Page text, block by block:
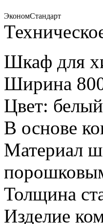
ЭкономСтандарт
Шкаф для
Ширина
Цвет:
В основе
Материал
Толщина
Изделие